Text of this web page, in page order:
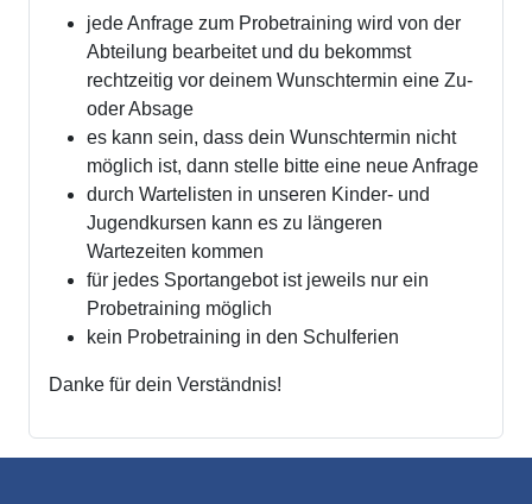
jede Anfrage zum Probetraining wird von der
Abteilung bearbeitet und du bekommst
rechtzeitig vor deinem Wunschtermin eine Zu-
oder Absage
es kann sein, dass dein Wunschtermin nicht
möglich ist, dann stelle bitte eine neue Anfrage
durch Wartelisten in unseren Kinder- und
Jugendkursen kann es zu längeren
Wartezeiten kommen
für jedes Sportangebot ist jeweils nur ein
Probetraining möglich
kein Probetraining in den Schulferien
Danke für dein Verständnis!